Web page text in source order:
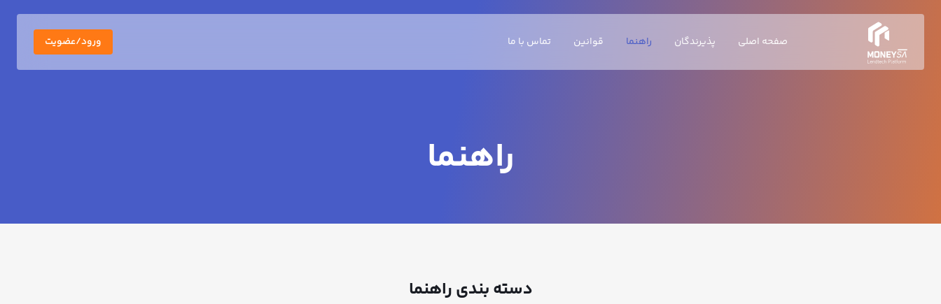
صفحه اصلی پذیرندگان راهنما قوانین تماس با ما ورود/عضویت
راهنما
دسته بندی راهنما